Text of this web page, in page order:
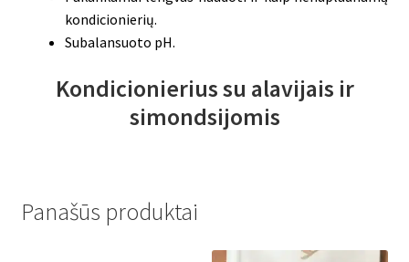
kondicionierių.
Subalansuoto pH.
Kondicionierius su alavijais ir
simondsijomis
Panašūs produktai